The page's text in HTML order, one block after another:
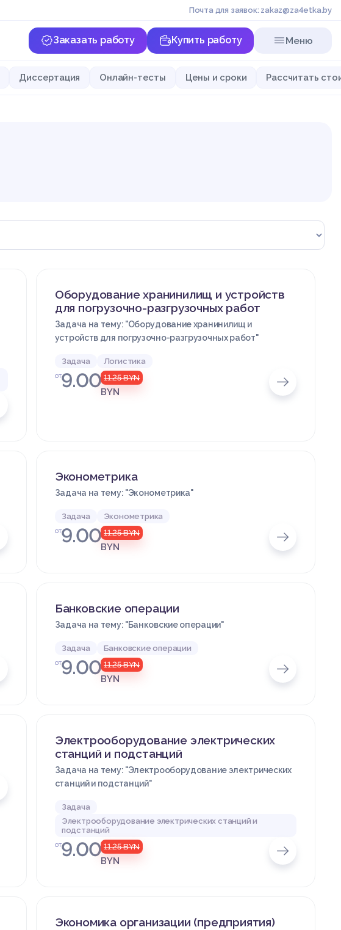
Почта для заявок: zakaz@za4etka.by
Заказать работу Купить работу Меню
Диссертация Онлайн-тесты Цены и сроки Рассчитать
Оборудование хранинилищ и устройств
для погрузочно-разгрузочных работ
Задача на тему: "Оборудование хранинилищ и
устройств для погрузочно-разгрузочных работ"
Задача Логистика
от9.00 11.25BYN
BYN
Эконометрика
Задача на тему: "Эконометрика"
Задача Эконометрика
от9.00 11.25BYN
BYN
Банковские операции
Задача на тему: "Банковские операции"
Задача Банковские операции
от9.00 11.25BYN
BYN
Электрооборудование электрических
станций и подстанций
Задача на тему: "Электрооборудование электрических
станций и подстанций"
Задача
Электрооборудование электрических станций и
подстанций
от9.00 11.25BYN
BYN
Экономика организации (предприятия)